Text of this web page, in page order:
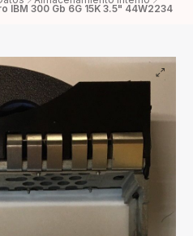
IBM 300 Gb 6G 15K 3.5" 44W2234